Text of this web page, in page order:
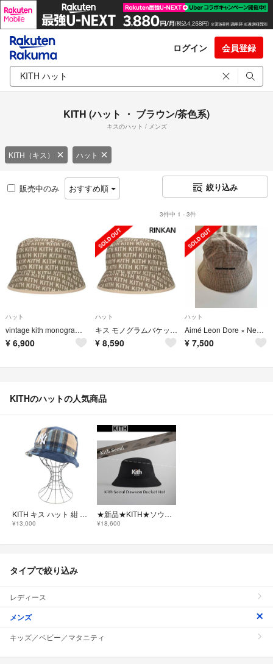
ログイン 会員登録
KITH (ハット ・ ブラウン/茶色系)
キスのハット / メンズ
KITH（キス） ハット
販売中のみ おすすめ順 絞り込み
3件中 1 - 3件
ハット
vintage kith monogram bucket hat brown
¥ 6,900
ハット
キス モノグラムバケットハット メンズ
¥ 8,590
ハット
Aimé Leon Dore × New Balance バケットハット
¥ 7,500
KITHのハットの人気商品
KITH キス ハット 紺 【古着】【中古】【送料無料】
¥13,000
★新品★KITH★ソウル限定バケットハット黒 韓国限定
¥18,600
タイプで絞り込み
レディース
メンズ
キッズ／ベビー／マタニティ